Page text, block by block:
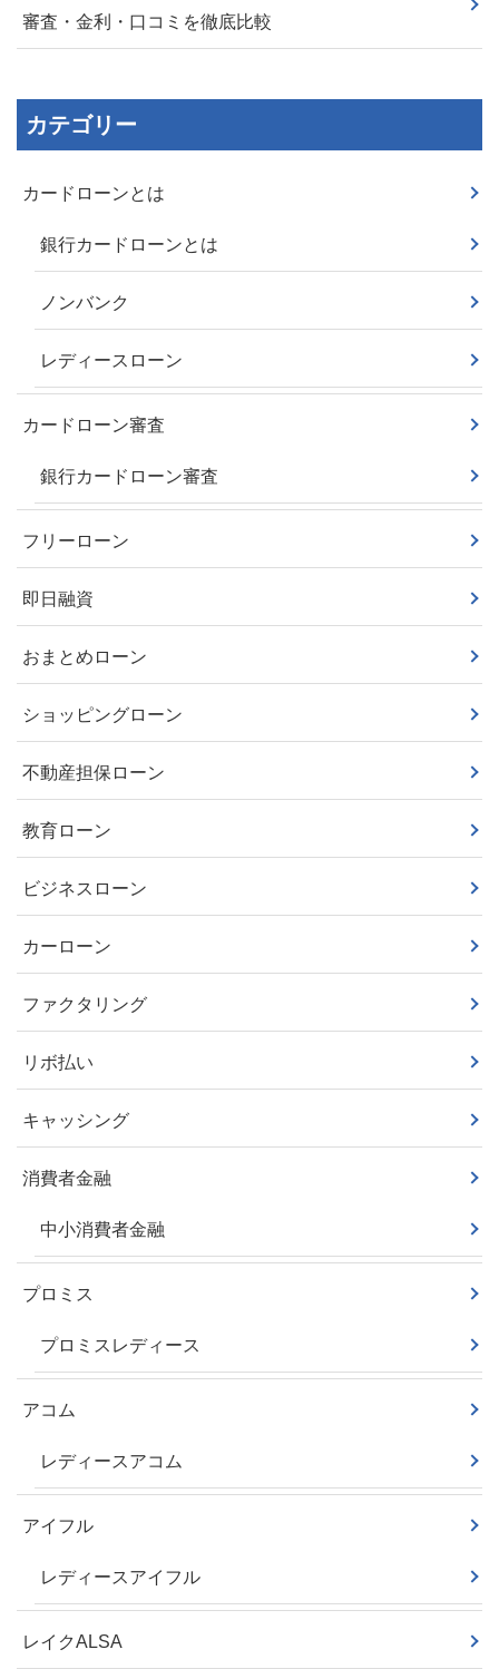
審査・金利・口コミを徹底比較
カテゴリー
カードローンとは
銀行カードローンとは
ノンバンク
レディースローン
カードローン審査
銀行カードローン審査
フリーローン
即日融資
おまとめローン
ショッピングローン
不動産担保ローン
教育ローン
ビジネスローン
カーローン
ファクタリング
リボ払い
キャッシング
消費者金融
中小消費者金融
プロミス
プロミスレディース
アコム
レディースアコム
アイフル
レディースアイフル
レイクALSA